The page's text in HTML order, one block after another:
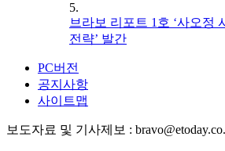
5.
브라보 리포트 1호 ‘사오정
전략’ 발간
PC버전
공지사항
사이트맵
보도자료 및 기사제보 :